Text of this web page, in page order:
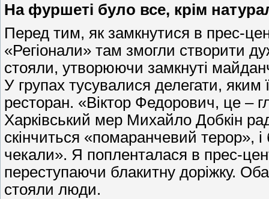
На фуршеті було все, крім
Перед тим, як замкнутися в прес-
«Регіонали» там змогли створити
стояли, утворюючи замкнуті
У групах тусувалися делегати, яким
ресторан. «Віктор Федорович, це –
Харківський мер Михайло Добкін
скінчиться «помаранчевий терор»,
чекали». Я попленталася в прес-
переступаючи блакитну доріжку.
стояли люди.